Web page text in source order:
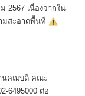
2567 เนื่องจากใน
มสะอาดพื้นที่
นคณบดี คณะ
6495000 ต่อ